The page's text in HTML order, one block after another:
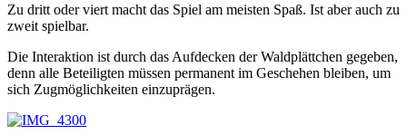
Zu dritt oder viert macht das Spiel am meisten Spaß. Ist aber auch zu
zweit spielbar.
Die Interaktion ist durch das Aufdecken der Waldplättchen gegeben,
denn alle Beteiligten müssen permanent im Geschehen bleiben, um
sich Zugmöglichkeiten einzuprägen.